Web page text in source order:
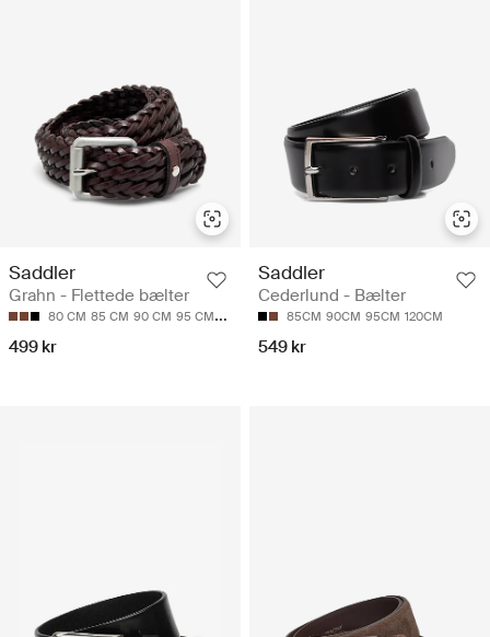
Saddler
Grahn - Flettede bælter
80 CM 85 CM 90 CM 95 CM 105 CM
499 kr
Saddler
Cederlund - Bælter
85CM 90CM 95CM 120CM
549 kr